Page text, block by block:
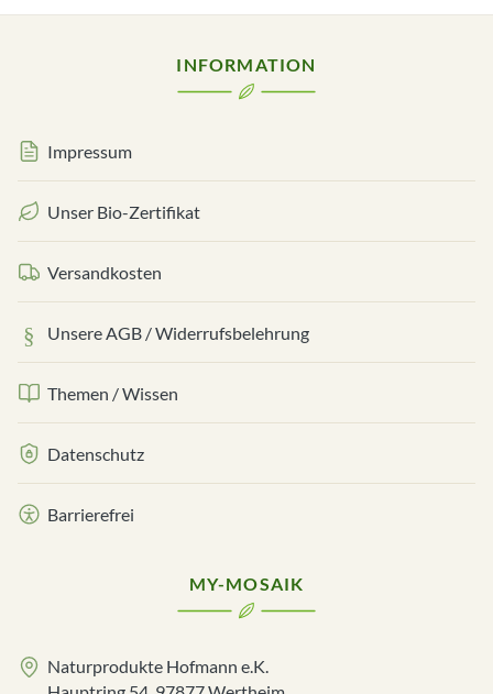
INFORMATION
Impressum
Unser Bio-Zertifikat
Versandkosten
Unsere AGB / Widerrufsbelehrung
Themen / Wissen
Datenschutz
Barrierefrei
MY-MOSAIK
Naturprodukte Hofmann e.K.